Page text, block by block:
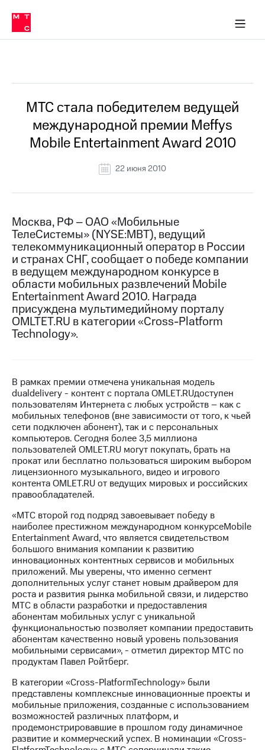
Медиа-центр
и акционерам
Устойчивое развитие
Комплаенс и деловая этика
компании
Карьера
История
компании
Руководство
информация
Контакты
Медиа-центр
Пресс-
релизы
МТС
о технологиях
Достижения
Интервью
Контакты
Пригласить
спикера
и акционерам
Корпоративное
управление
Корпоративный
секретарь
Раскрытие
информации
Информация
акционерам
Документы
ПАО
"МТС"
Собрания
акционеров
Личный
кабинет
акционера
Акционерный
капитал
Контроль
и
аудит
Рынок
акций
Описание
в МТС
Пресс-
релизы
МТС
о технологиях
МТС стала победителем ведущей
международной премии Meffys
Mobile Entertainment Award 2010
22 июня 2010
Москва, РФ – ОАО «Мобильные
ТелеCистемы» (NYSE:MBT), ведущий
телекоммуникационный оператор в России
и странах СНГ, сообщает о победе компании
в ведущем международном конкурсе в
области мобильных развлечений Mobile
Entertainment Award 2010. Награда
присуждена мультимедийному порталу
OMLTET.RU в категории «Cross-Platform
Technology».
В рамках премии отмечена уникальная модель
dualdelivery - контент с портала OMLET.RUдоступен
пользователям Интернета с любых устройств – как с
мобильных телефонов (вне зависимости от того, к чьей
сети подключен абонент), так и с персональных
компьютеров. Сегодня более 3,5 миллиона
пользователей OMLET.RU могут покупать, брать на
прокат или бесплатно пользоваться широким выбором
лицензионного музыкального, видео и игрового
контента OMLET.RU от ведущих мировых и российских
правообладателей.
«МТС второй год подряд завоевывает победу в
наиболее престижном международном конкурсеMobile
Entertainment Award, что является свидетельством
большого внимания компании к развитию
инновационных контентных сервисов и мобильных
приложений. Мы уверены, что именно сегмент
дополнительных услуг станет новым драйвером для
роста и развития рынка мобильной связи, и лидерство
МТС в области разработки и предоставления
абонентам мобильных услуг с уникальной
функциональностью позволяет компании предоставить
абонентам качественно новый уровень пользования
мобильными сервисами», - отметил директор МТС по
продуктам Павел Ройтберг.
В категории «Cross-PlatformTechnology» были
представлены комплексные инновационные проекты и
мобильные приложения, созданные с использованием
возможностей различных платформ, и
продемонстрировавшие в прошлом году динамичное
развитие и коммерческий успех. В номинации «Cross-